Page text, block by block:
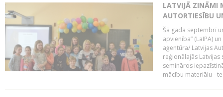
LATVIJĀ ZINĀMI
AUTORTIESĪBU
Šā gada septembrī
apvienība” (LaIPA)
aģentūra/ Latvijas
reģionālajās
semināros
mācību materiālu -